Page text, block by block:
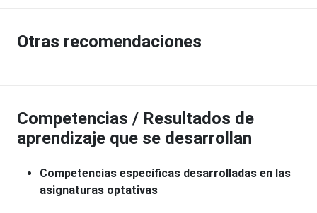
Otras recomendaciones
Competencias / Resultados de
aprendizaje que se desarrollan
Competencias específicas desarrolladas en las
asignaturas optativas